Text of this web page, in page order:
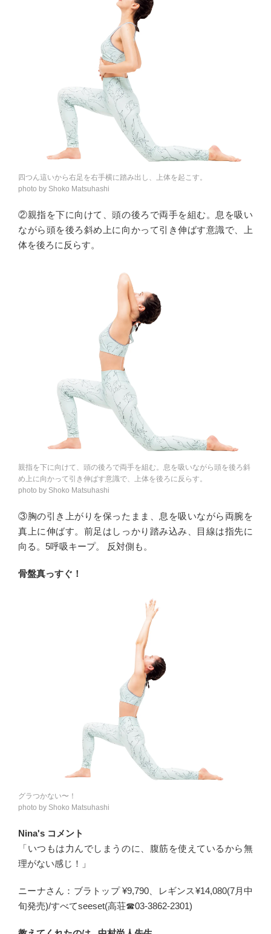
四つん這いから右足を右手横に踏み出し、上体を起こす。
photo by Shoko Matsuhashi
②親指を下に向けて、頭の後ろで両手を組む。息を吸い
ながら頭を後ろ斜め上に向かって引き伸ばす意識で、上
体を後ろに反らす。
親指を下に向けて、頭の後ろで両手を組む。息を吸いながら頭を後ろ斜
め上に向かって引き伸ばす意識で、上体を後ろに反らす。
photo by Shoko Matsuhashi
③胸の引き上がりを保ったまま、息を吸いながら両腕を
真上に伸ばす。前足はしっかり踏み込み、目線は指先に
向る。5呼吸キープ。 反対側も。
骨盤真っすぐ！
グラつかない〜！
photo by Shoko Matsuhashi
Nina's コメント
「いつもは力んでしまうのに、腹筋を使えているから無
理がない感じ！」
ニーナさん：ブラトップ ¥9,790、レギンス¥14,080(7月中
旬発売)/すべてseeset(高荘☎03-3862-2301)